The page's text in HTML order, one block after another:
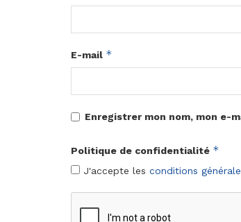
E-mail *
Enregistrer mon nom, mon e-
Politique de confidentialité *
J'accepte les conditions